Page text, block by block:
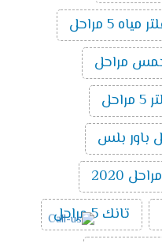
5 مراحل
مراحل
تانك 5 مراحل